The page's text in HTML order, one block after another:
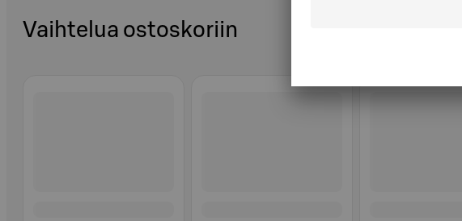
Vaihtelua ostoskoriin